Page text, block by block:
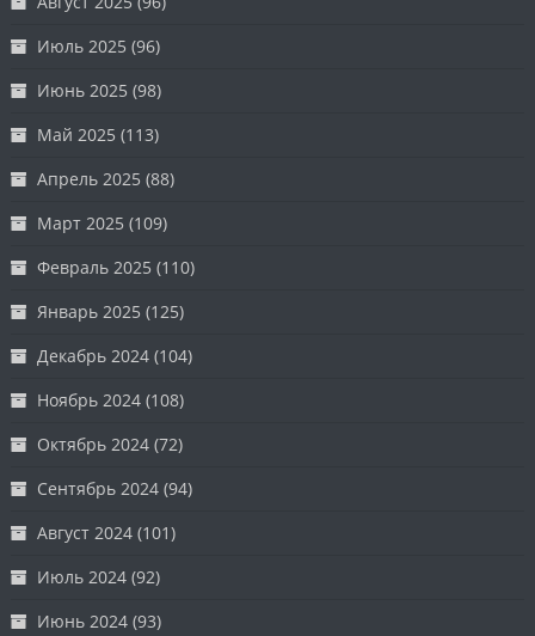
Июль 2025 (96)
Июнь 2025 (98)
Май 2025 (113)
Апрель 2025 (88)
Март 2025 (109)
Февраль 2025 (110)
Январь 2025 (125)
Декабрь 2024 (104)
Ноябрь 2024 (108)
Октябрь 2024 (72)
Сентябрь 2024 (94)
Август 2024 (101)
Июль 2024 (92)
Июнь 2024 (93)